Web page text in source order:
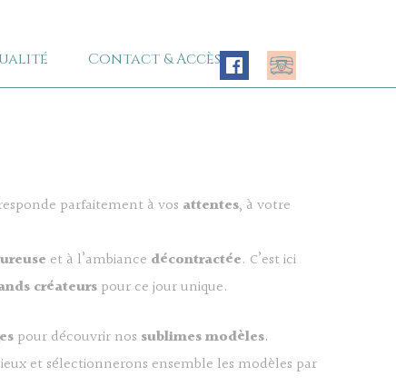
Contact & Accès
parfaitement à vos attentes, à votre
et à l’ambiance décontractée. C’est ici
créateurs pour ce jour unique.
pour découvrir nos sublimes modèles.
et sélectionnerons ensemble les modèles par